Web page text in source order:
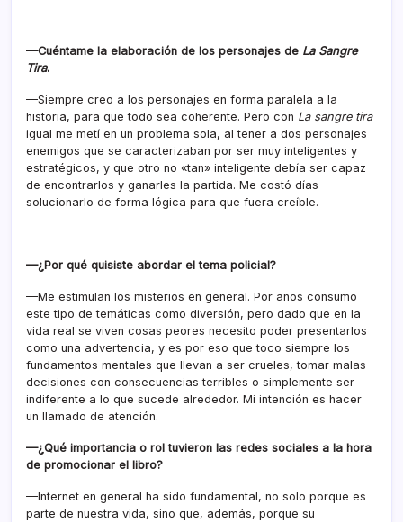
—Cuéntame la elaboración de los personajes de La Sangre
Tira.
—Siempre creo a los personajes en forma paralela a la
historia, para que todo sea coherente. Pero con La sangre tira
igual me metí en un problema sola, al tener a dos personajes
enemigos que se caracterizaban por ser muy inteligentes y
estratégicos, y que otro no «tan» inteligente debía ser capaz
de encontrarlos y ganarles la partida. Me costó días
solucionarlo de forma lógica para que fuera creíble.
—¿Por qué quisiste abordar el tema policial?
—Me estimulan los misterios en general. Por años consumo
este tipo de temáticas como diversión, pero dado que en la
vida real se viven cosas peores necesito poder presentarlos
como una advertencia, y es por eso que toco siempre los
fundamentos mentales que llevan a ser crueles, tomar malas
decisiones con consecuencias terribles o simplemente ser
indiferente a lo que sucede alrededor. Mi intención es hacer
un llamado de atención.
—¿Qué importancia o rol tuvieron las redes sociales a la hora
de promocionar el libro?
—Internet en general ha sido fundamental, no solo porque es
parte de nuestra vida, sino que, además, porque su